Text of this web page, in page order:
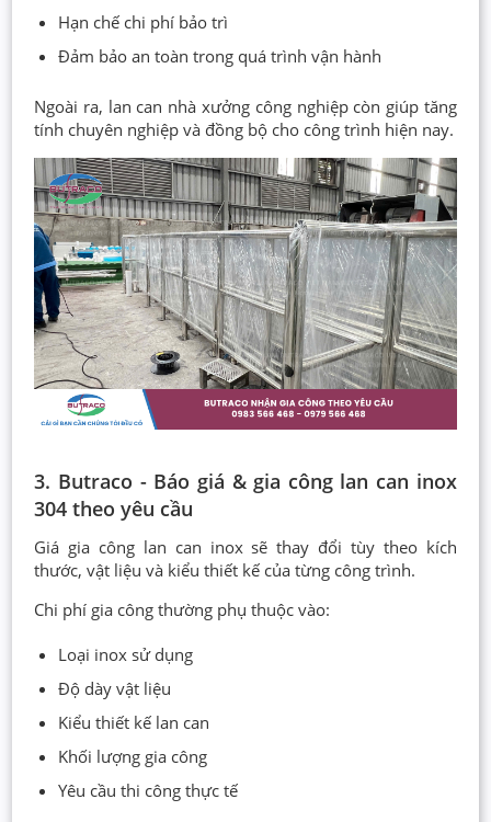
Hạn chế chi phí bảo trì
Đảm bảo an toàn trong quá trình vận hành
Ngoài ra, lan can nhà xưởng công nghiệp còn giúp tăng
tính chuyên nghiệp và đồng bộ cho công trình hiện nay.
3. Butraco - Báo giá & gia công lan can inox
304 theo yêu cầu
Giá gia công lan can inox sẽ thay đổi tùy theo kích
thước, vật liệu và kiểu thiết kế của từng công trình.
Chi phí gia công thường phụ thuộc vào:
Loại inox sử dụng
Độ dày vật liệu
Kiểu thiết kế lan can
Khối lượng gia công
Yêu cầu thi công thực tế